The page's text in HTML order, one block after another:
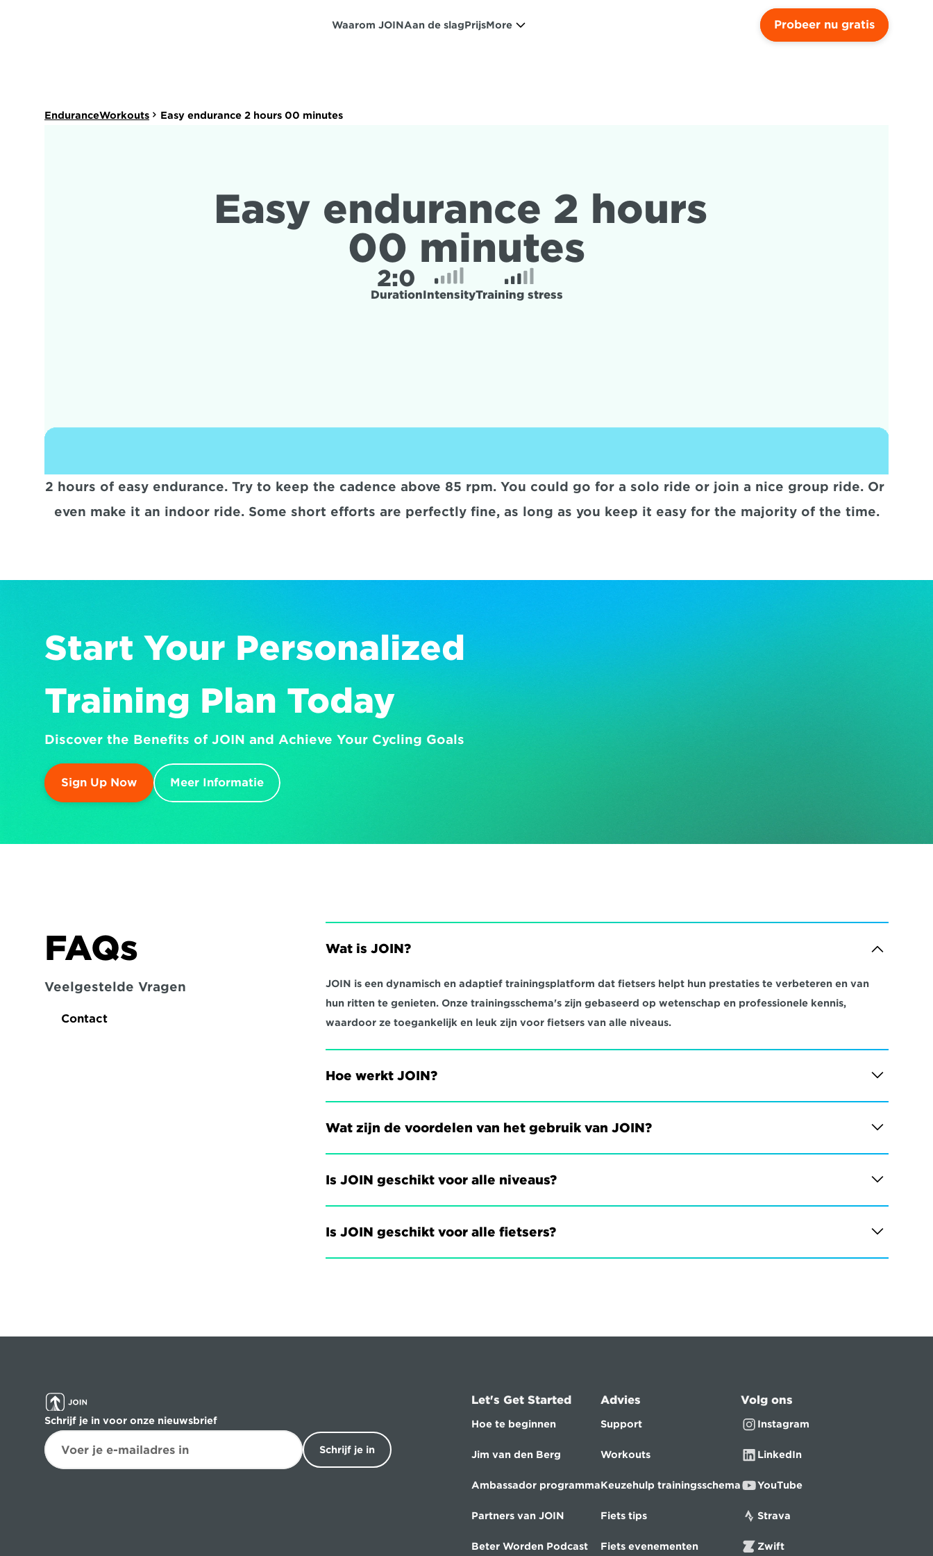
Waarom JOINAan de slagPrijsMore Probeer nu gratis
EnduranceWorkouts Easy endurance 2 hours 00 minutes
Easy endurance 2 hours
00 minutes
2:0
DurationIntensityTraining stress
2 hours of easy endurance. Try to keep the cadence above 85 rpm. You could go for a solo ride or join a nice group ride. Or
even make it an indoor ride. Some short efforts are perfectly fine, as long as you keep it easy for the majority of the time.
Start Your Personalized
Training Plan Today
Discover the Benefits of JOIN and Achieve Your Cycling Goals
Sign Up Now Meer Informatie
FAQs
Veelgestelde Vragen
Contact
Wat is JOIN?
JOIN is een dynamisch en adaptief trainingsplatform dat fietsers helpt hun prestaties te verbeteren en van
hun ritten te genieten. Onze trainingsschema's zijn gebaseerd op wetenschap en professionele kennis,
waardoor ze toegankelijk en leuk zijn voor fietsers van alle niveaus.
Hoe werkt JOIN?
Wat zijn de voordelen van het gebruik van JOIN?
Is JOIN geschikt voor alle niveaus?
Is JOIN geschikt voor alle fietsers?
Schrijf je in voor onze nieuwsbrief
Schrijf je in
Let's Get Started
Hoe te beginnen
Jim van den Berg
Ambassador programma
Partners van JOIN
Beter Worden Podcast
Advies
Support
Workouts
Keuzehulp trainingsschema
Fiets tips
Fiets evenementen
Volg ons
Instagram
LinkedIn
YouTube
Strava
Zwift